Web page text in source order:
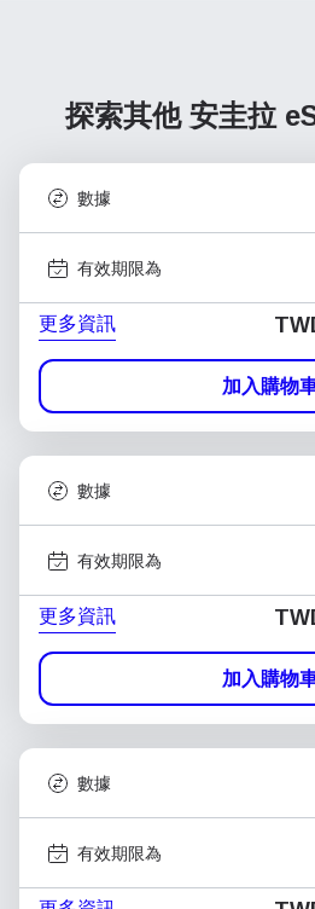
探索其他 安圭拉
數據
有效期限為
更多資訊
加入購物
數據
有效期限為
更多資訊
加入購物
數據
有效期限為